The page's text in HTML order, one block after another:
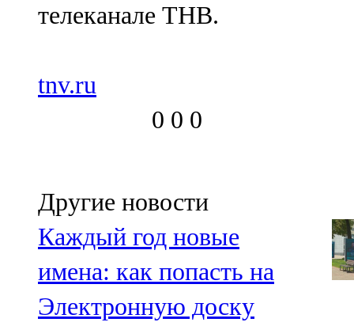
телеканале ТНВ.
tnv.ru
0 0 0
Другие новости
Каждый год новые
имена: как попасть на
Электронную доску